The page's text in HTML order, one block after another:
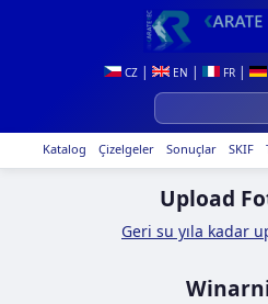
CZ | EN | FR |
Katalog Çizelgeler Sonuçlar SKIF
Upload
Geri su yıla kadar